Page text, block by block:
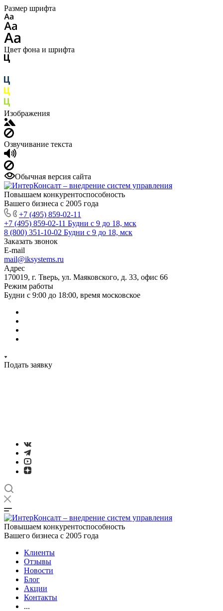
Размер шрифта
Цвет фона и шрифта
Изображения
Озвучивание текста
Обычная версия сайта
Повышаем конкурентоспособность
Вашего бизнеса с 2005 года
+7 (495) 859-02-11
+7 (495) 859-02-11 Будни с 9 до 18, мск
8 (800) 351-10-02 Будни с 9 до 18, мск
Заказать звонок
E-mail
mail@iksystems.ru
Адрес
170019, г. Тверь, ул. Маяковского, д. 33, офис 66
Режим работы
Будни с 9:00 до 18:00, время московское
Подать заявку
Повышаем конкурентоспособность
Вашего бизнеса с 2005 года
Клиенты
Отзывы
Новости
Блог
Акции
Контакты
...